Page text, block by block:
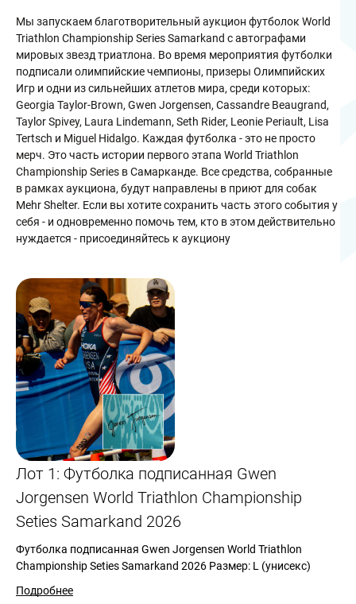
Мы запускаем благотворительный аукцион футболок World
Triathlon Championship Series Samarkand с автографами
мировых звезд триатлона. Во время мероприятия футболки
подписали олимпийские чемпионы, призеры Олимпийских
Игр и одни из сильнейших атлетов мира, среди которых:
Georgia Taylor-Brown, Gwen Jorgensen, Cassandre Beaugrand,
Taylor Spivey, Laura Lindemann, Seth Rider, Leonie Periault, Lisa
Tertsch и Miguel Hidalgo. Каждая футболка - это не просто
мерч. Это часть истории первого этапа World Triathlon
Championship Series в Самарканде. Все средства, собранные
в рамках аукциона, будут направлены в приют для собак
Mehr Shelter. Если вы хотите сохранить часть этого события у
себя - и одновременно помочь тем, кто в этом действительно
нуждается - присоединяйтесь к аукциону
Лот 1: Футболка подписанная Gwen
Jorgensen World Triathlon Championship
Seties Samarkand 2026
Футболка подписанная Gwen Jorgensen World Triathlon
Championship Seties Samarkand 2026 Размер: L (унисекс)
Подробнее